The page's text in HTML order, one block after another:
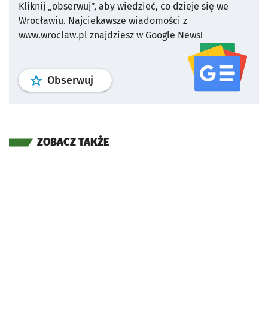
Kliknij „obserwuj”, aby wiedzieć, co dzieje się we
Wrocławiu. Najciekawsze wiadomości z
www.wroclaw.pl znajdziesz w Google News!
Obserwuj profil serwisu
ZOBACZ TAKŻE